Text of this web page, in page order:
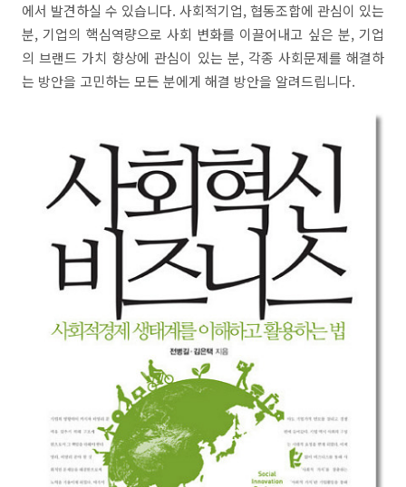
에서 발견하실 수 있습니다. 사회적기업, 협동조합에 관심이 있는
분, 기업의 핵심역량으로 사회 변화를 이끌어내고 싶은 분, 기업
의 브랜드 가치 향상에 관심이 있는 분, 각종 사회문제를 해결하
는 방안을 고민하는 모든 분에게 해결 방안을 알려드립니다.